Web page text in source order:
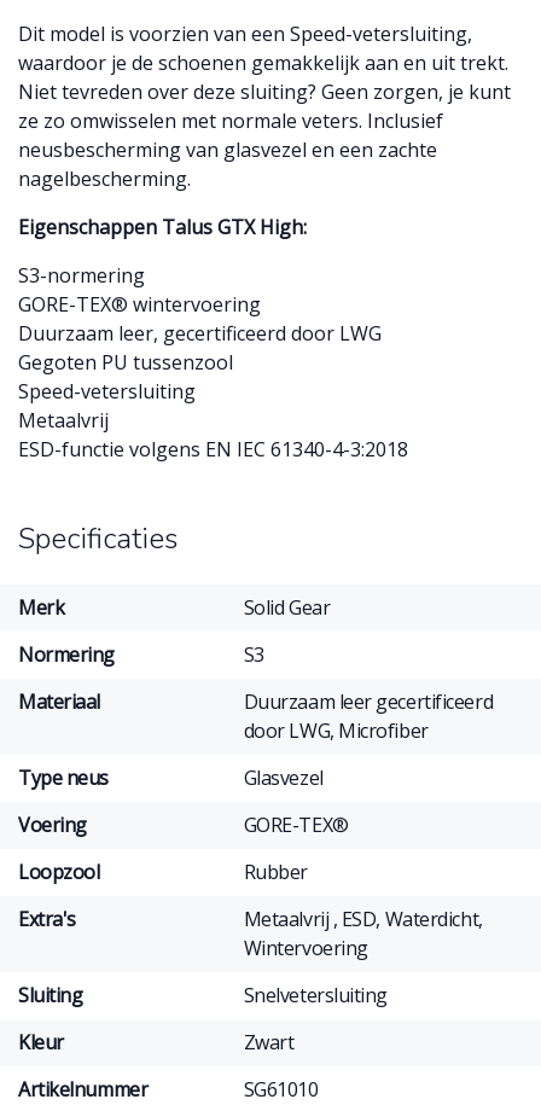
Dit model is voorzien van een Speed-vetersluiting,
waardoor je de schoenen gemakkelijk aan en uit trekt.
Niet tevreden over deze sluiting? Geen zorgen, je kunt
ze zo omwisselen met normale veters. Inclusief
neusbescherming van glasvezel en een zachte
nagelbescherming.
Eigenschappen Talus GTX High:
S3-normering
GORE-TEX® wintervoering
Duurzaam leer, gecertificeerd door LWG
Gegoten PU tussenzool
Speed-vetersluiting
Metaalvrij
ESD-functie volgens EN IEC 61340-4-3:2018
Specificaties
Merk
Solid Gear
Normering
S3
Materiaal
Duurzaam leer gecertificeerd
door LWG, Microfiber
Type neus
Glasvezel
Voering
GORE-TEX®
Loopzool
Rubber
Extra's
Metaalvrij , ESD, Waterdicht,
Wintervoering
Sluiting
Snelvetersluiting
Kleur
Zwart
Artikelnummer
SG61010